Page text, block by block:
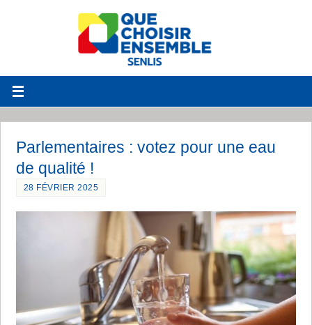
Parlementaires : votez pour une eau
de qualité !
28 FÉVRIER 2025